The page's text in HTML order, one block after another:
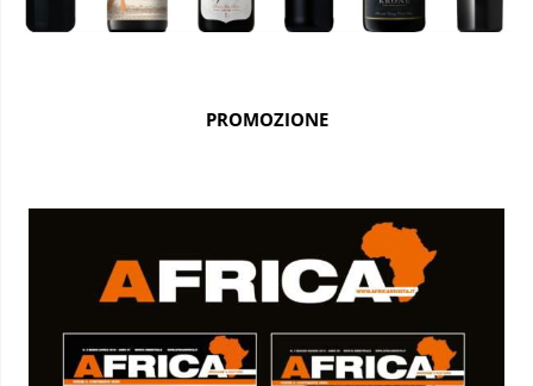
PROMOZIONE